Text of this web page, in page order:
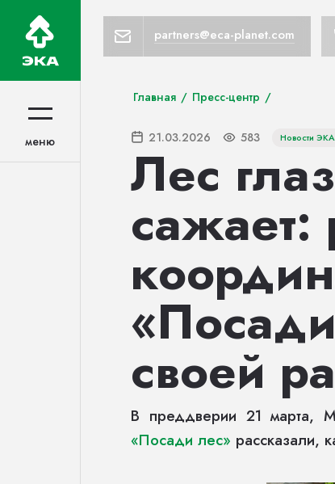
partners@eca-planet.com
меню
меню
Главная / Пресс-центр /
21.03.2026 583 Новости ЭКА
Лес
сажает:
своей
В преддверии 21 марта,
«Посади лес» рассказали,